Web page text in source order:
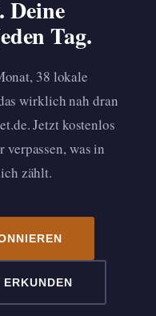
Deine
Tag.
38 lokale
wirklich nah dran
Jetzt kostenlos
was in
zählt.